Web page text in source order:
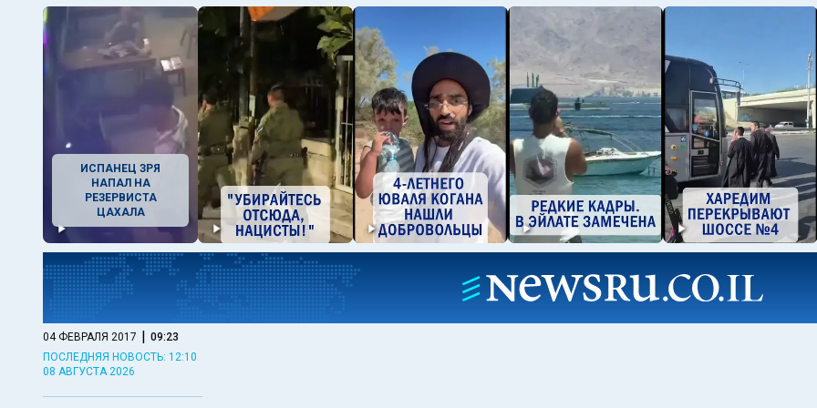
ИСПАНЕЦ ЗРЯ
НАПАЛ НА
РЕЗЕРВИСТА
ЦАХАЛА
04 ФЕВРАЛЯ 2017 | 09:23
ПОСЛЕДНЯЯ НОВОСТЬ: 12:10
08 АВГУСТА 2026